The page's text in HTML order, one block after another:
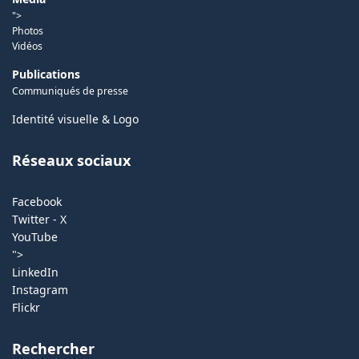
">
Photos
Vidéos
Publications
Communiqués de presse
Identité visuelle & Logo
Réseaux sociaux
Facebook
Twitter - X
YouTube
">
LinkedIn
Instagram
Flickr
Rechercher